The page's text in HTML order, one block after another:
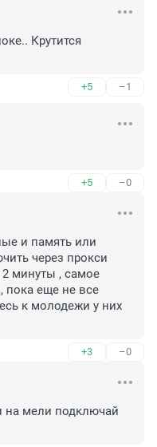
Крутится
+5 –1
+5 –0
и память или
через прокси
2 минуты , самое
пока еще не все
к молодежи у них
+3 –0
на мели подключай